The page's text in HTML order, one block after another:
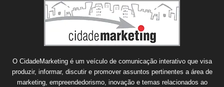
O CidadeMarketing é um veículo de comunicação interativo que visa
produzir, informar, discutir e promover assuntos pertinentes a área de
marketing, empreendedorismo, inovação e temas relacionados ao